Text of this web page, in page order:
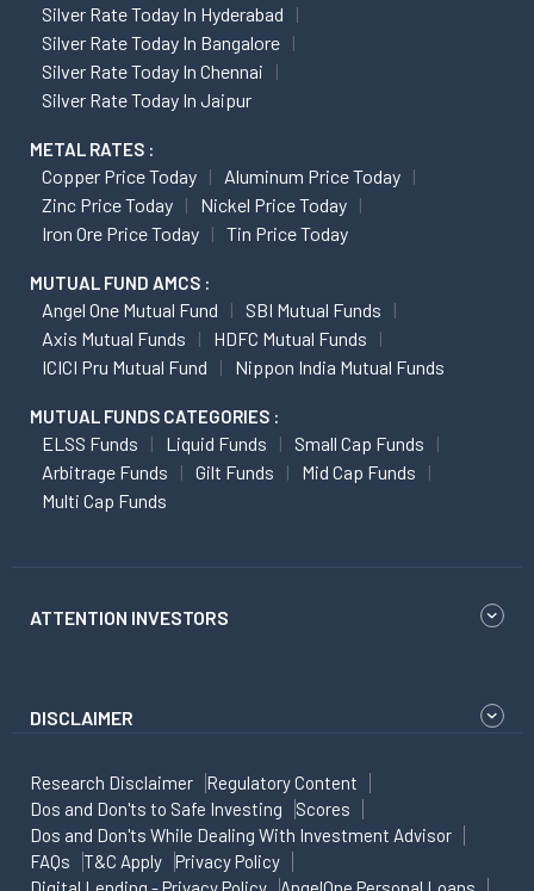
Silver Rate Today In Hyderabad
Silver Rate Today In Bangalore
Silver Rate Today In Chennai
Silver Rate Today In Jaipur
METAL RATES :
Copper Price Today
Aluminum Price Today
Zinc Price Today
Nickel Price Today
Iron Ore Price Today
Tin Price Today
MUTUAL FUND AMCS :
Angel One Mutual Fund
SBI Mutual Funds
Axis Mutual Funds
HDFC Mutual Funds
ICICI Pru Mutual Fund
Nippon India Mutual Funds
MUTUAL FUNDS CATEGORIES :
ELSS Funds Liquid Funds
Small Cap Funds
Arbitrage Funds
Gilt Funds
Mid Cap Funds
Multi Cap Funds
ATTENTION INVESTORS
DISCLAIMER
Research Disclaimer
Regulatory Content
Dos and Don'ts to Safe Investing
Scores
Dos and Don'ts While Dealing With Investment Advisor
FAQs
T&C Apply
Privacy Policy